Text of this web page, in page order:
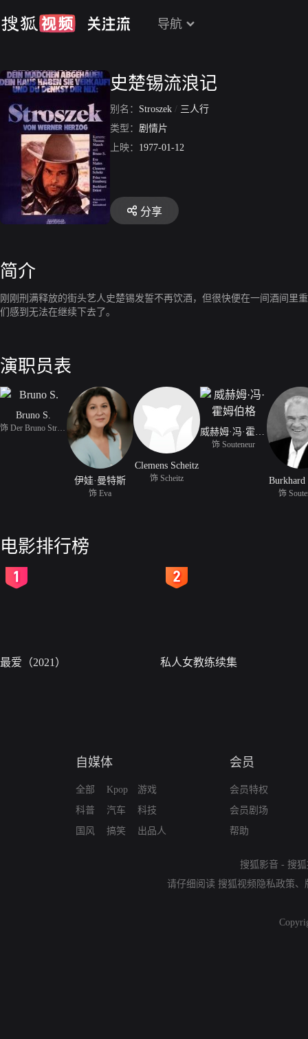
导航
史楚锡流浪记
别名： Stroszek / 三人行
类型： 剧情片
上映： 1977-01-12
分享
简介
刚刚刑满释放的街头艺人史楚锡发誓不再饮酒，但很快便在一间酒间
们感到无法在继续下去了。
演职员表
Bruno S.
饰 Der Bruno Stroszek
伊娃·曼特斯
饰 Eva
Clemens Scheitz
饰 Scheitz
威赫姆·冯·霍姆伯格
饰 Souteneur
Burkhard
饰
电影排行榜
最爱（2021） 私人女教练续集
自媒体
全部
科普
国风
Kpop
汽车
搞笑
游戏
科技
出品人
会员
会员特权
会员剧场
帮助
搜狐影音 - 搜
请仔细阅读 搜狐视频隐私政策、